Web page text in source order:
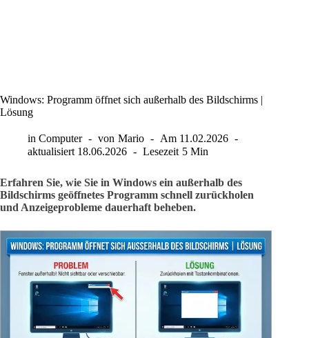
Windows: Programm öffnet sich außerhalb des Bildschirms |
Lösung
in Computer von Mario Am 11.02.2026
aktualisiert 18.06.2026 Lesezeit 5 Min
Erfahren Sie, wie Sie in Windows ein außerhalb des
Bildschirms geöffnetes Programm schnell zurückholen
und Anzeigeprobleme dauerhaft beheben.